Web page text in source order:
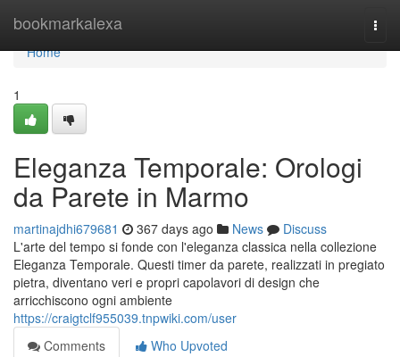
bookmarkalexa
Home
Home
1
Eleganza Temporale: Orologi
da Parete in Marmo
martinajdhi679681 367 days ago News
Discuss
L'arte del tempo si fonde con l'eleganza classica nella collezione
Eleganza Temporale. Questi timer da parete, realizzati in pregiato
pietra, diventano veri e propri capolavori di design che
arricchiscono ogni ambiente
https://craigtclf955039.tnpwiki.com/user
Comments
Who Upvoted